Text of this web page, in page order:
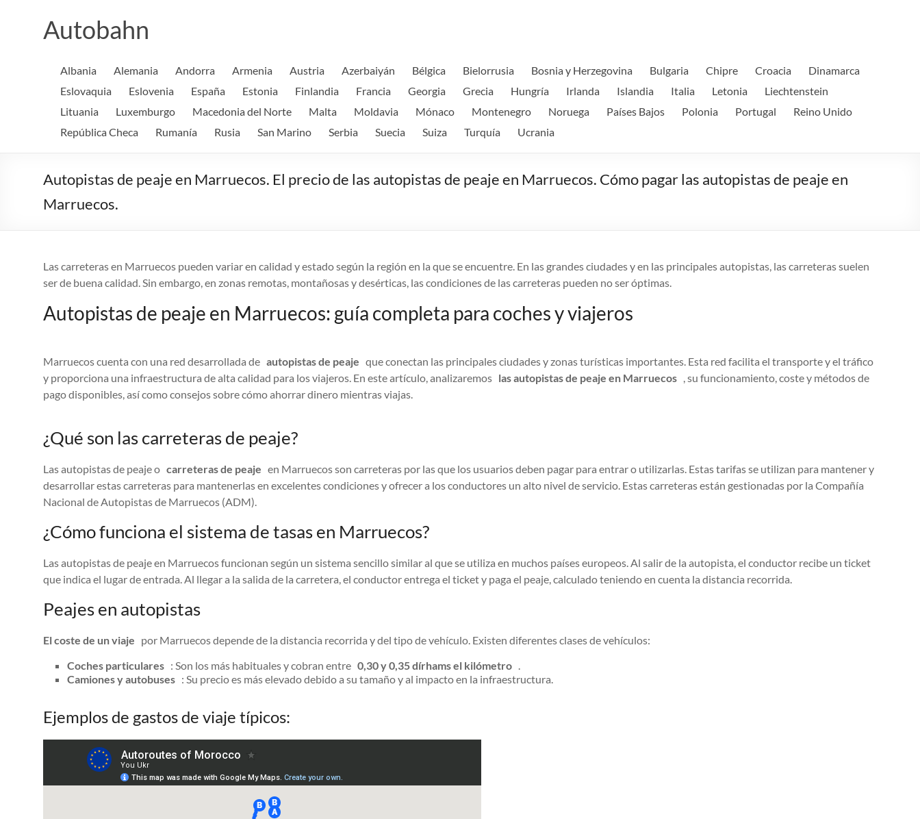
contenidoAutobahn
Albania Alemania Andorra Armenia Austria Azerbaiyán Bélgica Bielorrusia Bosnia y Herzegovina Bulgaria Chipre Croacia
Dinamarca
Eslovaquia
Eslovenia España Estonia Finlandia Francia Georgia Grecia Hungría Irlanda Islandia Italia Letonia
Liechtenstein
Lituania
Luxemburgo Macedonia del Norte Malta Moldavia Mónaco Montenegro Noruega Países Bajos Polonia Portugal
Reino Unido
República Checa
Rumanía Rusia San Marino Serbia Suecia Suiza Turquía Ucrania
Autopistas de peaje en Marruecos. El precio de las autopistas de peaje en Marruecos. Cómo pagar las autopistas de peaje en
Marruecos.
Las carreteras en Marruecos pueden variar en calidad y estado según la región en la que se encuentre. En las grandes ciudades y en las principales autopistas, las carreteras suelen
ser de buena calidad. Sin embargo, en zonas remotas, montañosas y desérticas, las condiciones de las carreteras pueden no ser óptimas.
Autopistas de peaje en Marruecos: guía completa para coches y viajeros
Marruecos cuenta con una red desarrollada de autopistas de peaje que conectan las principales ciudades y zonas turísticas importantes. Esta red facilita el transporte y el tráfico
y proporciona una infraestructura de alta calidad para los viajeros. En este artículo, analizaremos las autopistas de peaje en Marruecos , su funcionamiento, coste y métodos de
pago disponibles, así como consejos sobre cómo ahorrar dinero mientras viajas.
¿Qué son las carreteras de peaje?
Las autopistas de peaje o carreteras de peaje en Marruecos son carreteras por las que los usuarios deben pagar para entrar o utilizarlas. Estas tarifas se utilizan para mantener y
desarrollar estas carreteras para mantenerlas en excelentes condiciones y ofrecer a los conductores un alto nivel de servicio. Estas carreteras están gestionadas por la Compañía
Nacional de Autopistas de Marruecos (ADM).
¿Cómo funciona el sistema de tasas en Marruecos?
Las autopistas de peaje en Marruecos funcionan según un sistema sencillo similar al que se utiliza en muchos países europeos. Al salir de la autopista, el conductor recibe un ticket
que indica el lugar de entrada. Al llegar a la salida de la carretera, el conductor entrega el ticket y paga el peaje, calculado teniendo en cuenta la distancia recorrida.
Peajes en autopistas
El coste de un viaje por Marruecos depende de la distancia recorrida y del tipo de vehículo. Existen diferentes clases de vehículos:
Coches particulares : Son los más habituales y cobran entre 0,30 y 0,35 dírhams el kilómetro .
Camiones y autobuses : Su precio es más elevado debido a su tamaño y al impacto en la infraestructura.
Ejemplos de gastos de viaje típicos: